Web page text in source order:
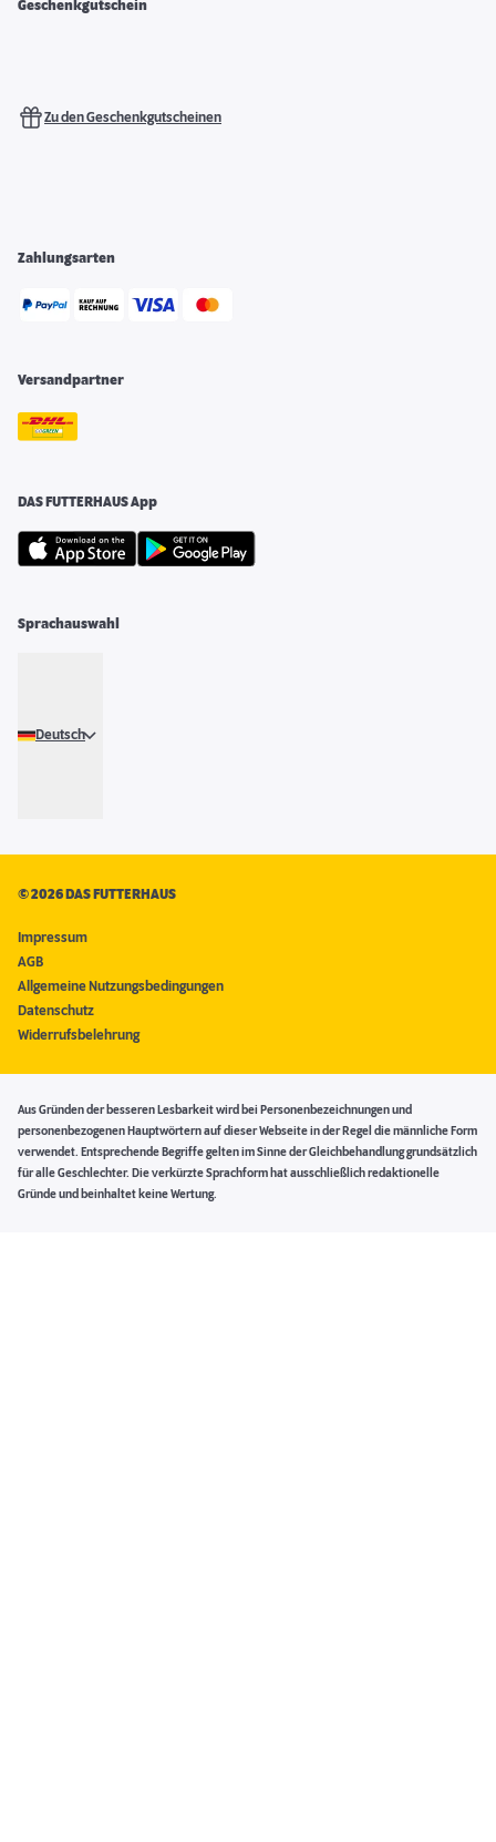
Geschenkgutschein
Zu den Geschenkgutscheinen
Zahlungsarten
Versandpartner
DAS FUTTERHAUS App
Sprachauswahl
Deutsch
©2026 DAS FUTTERHAUS
Impressum
AGB
Allgemeine Nutzungsbedingungen
Datenschutz
Widerrufsbelehrung
Aus Gründen der besseren Lesbarkeit wird bei Personenbezeichnungen und
personenbezogenen Hauptwörtern auf dieser Webseite in der Regel die männliche Form
verwendet. Entsprechende Begriffe gelten im Sinne der Gleichbehandlung grundsätzlich
für alle Geschlechter. Die verkürzte Sprachform hat ausschließlich redaktionelle
Gründe und beinhaltet keine Wertung.